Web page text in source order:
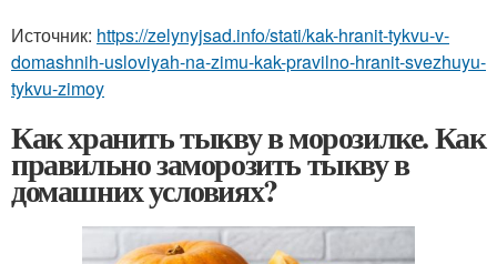
Источник: https://zelynyjsad.info/stati/kak-hranit-tykvu-v-
domashnih-usloviyah-na-zimu-kak-pravilno-hranit-svezhuyu-
tykvu-zimoy
Как хранить тыкву в морозилке. Как
правильно заморозить тыкву в
домашних условиях?